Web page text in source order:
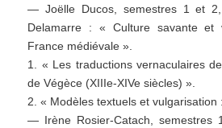
— Joëlle Ducos, semestres 1 et
Delamarre : « Culture savante et
France médiévale ».
1. « Les traductions vernaculaires
de Végèce (XIIIe-XIVe siècles) ».
2. « Modèles textuels et vulgarisation
— Irène Rosier-Catach, semestres